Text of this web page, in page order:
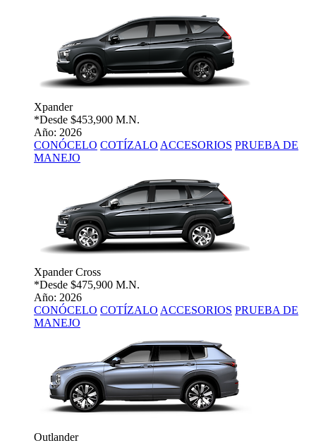
Xpander
*Desde $453,900 M.N.
Año: 2026
CONÓCELO COTÍZALO ACCESORIOS PRUEBA DE
MANEJO
Xpander Cross
*Desde $475,900 M.N.
Año: 2026
CONÓCELO COTÍZALO ACCESORIOS PRUEBA DE
MANEJO
Outlander